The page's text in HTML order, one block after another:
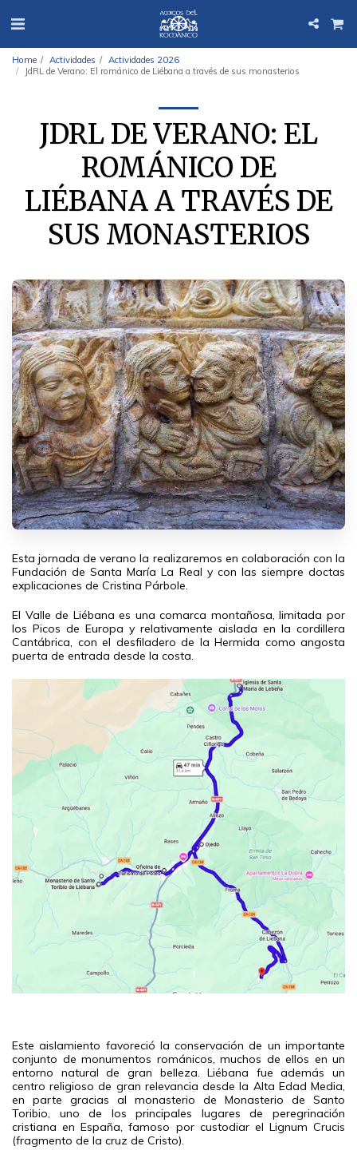
Home Actividades
Actividades 2026
JdRL de Verano: El románico de Liébana a través de sus monasterios
JDRL DE VERANO: EL
ROMÁNICO DE
LIÉBANA A TRAVÉS DE
SUS MONASTERIOS
Esta jornada de verano la realizaremos en colaboración con la
Fundación de Santa María La Real y con las siempre doctas
explicaciones de Cristina Párbole.
El Valle de Liébana es una comarca montañosa, limitada por
los Picos de Europa y relativamente aislada en la cordillera
Cantábrica, con el desfiladero de la Hermida como angosta
puerta de entrada desde la costa.
Este aislamiento favoreció la conservación de un importante
conjunto de monumentos románicos, muchos de ellos en un
entorno natural de gran belleza. Liébana fue además un
centro religioso de gran relevancia desde la Alta Edad Media,
en parte gracias al monasterio de Monasterio de Santo
Toribio, uno de los principales lugares de peregrinación
cristiana en España, famoso por custodiar el Lignum Crucis
(fragmento de la cruz de Cristo).